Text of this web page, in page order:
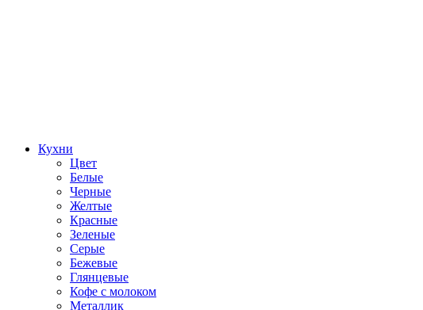
Кухни
Цвет
Белые
Черные
Желтые
Красные
Зеленые
Серые
Бежевые
Глянцевые
Кофе с молоком
Металлик